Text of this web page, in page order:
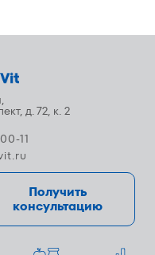
Получить
консультацию
д. 72, к. 2
11